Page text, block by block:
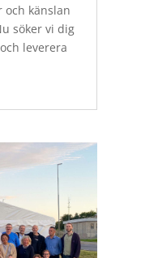
och känslan
söker vi dig
leverera